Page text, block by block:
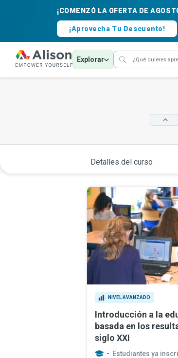
¡COMENZÓ LA OFERTA DE
¡Aprovecha Tu Descuento!
Explorar
Detalles del curso
NIVEL AVANZADO
Introducción a la
basada en los
siglo XXI
- Estudiantes ya